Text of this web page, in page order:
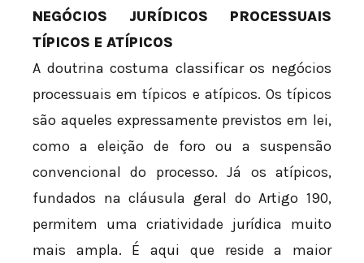
NEGÓCIOS JURÍDICOS PROCESSUAIS
TÍPICOS E ATÍPICOS
A doutrina costuma classificar os negócios
processuais em típicos e atípicos. Os típicos
são aqueles expressamente previstos em lei,
como a eleição de foro ou a suspensão
convencional do processo. Já os atípicos,
fundados na cláusula geral do Artigo 190,
permitem uma criatividade jurídica muito
mais ampla. É aqui que reside a maior